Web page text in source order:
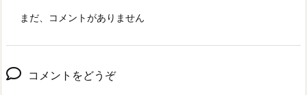
まだ、コメントがありません
コメントをどうぞ